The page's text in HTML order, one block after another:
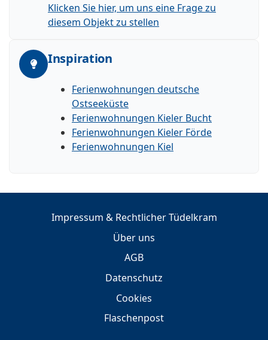
Klicken Sie hier, um uns eine Frage zu
diesem Objekt zu stellen
Inspiration
Ferienwohnungen deutsche
Ostseeküste
Ferienwohnungen Kieler Bucht
Ferienwohnungen Kieler Förde
Ferienwohnungen Kiel
Impressum & Rechtlicher Tüdelkram
Über uns
AGB
Datenschutz
Cookies
Flaschenpost